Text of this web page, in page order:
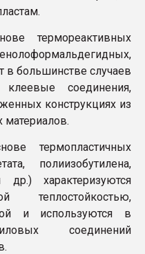
термореактивных
в большинстве случаев
соединения,
конструкциях из
материалов.
термопластичных
полиизобутилена,
характеризуются
теплостойкостью,
и используются в
соединений